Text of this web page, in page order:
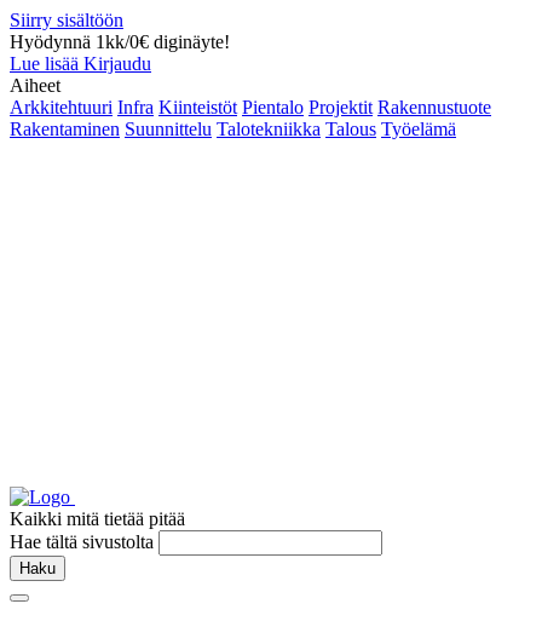
Siirry sisältöön
Hyödynnä 1kk/0€ diginäyte!
Lue lisää Kirjaudu
Aiheet
Arkkitehtuuri Infra Kiinteistöt Pientalo Projektit Rakennustuote
Rakentaminen Suunnittelu Talotekniikka Talous Työelämä
Kaikki mitä tietää pitää
Hae tältä sivustolta
Haku